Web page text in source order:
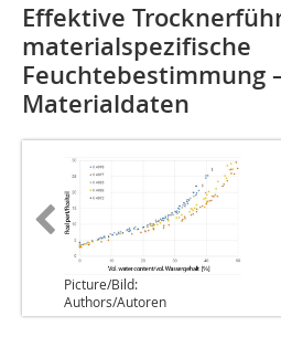
Effektive
materialspezifische
Feuchtebestimmung
Materialdaten
Picture/Bild:
Authors/Autoren